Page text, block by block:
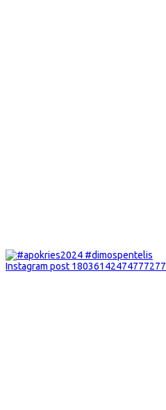
Instagram post 18036142474777277